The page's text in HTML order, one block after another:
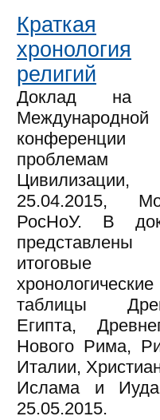
Краткая
хронология
религий
Доклад на
Международной
проблемам
Цивилизации,
25.04.2015,
РосНоУ. В
представлены
итоговые
хронологические
таблицы
Египта,
Нового Рима,
Италии,
Ислама и
25.05.2015.